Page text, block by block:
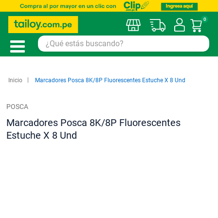
Mi
0
Inicio Marcadores Posca 8K/8P Fluorescentes Estuche X 8 Und
POSCA
Marcadores Posca 8K/8P Fluorescentes
Estuche X 8 Und